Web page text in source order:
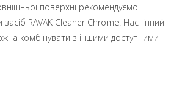
поверхні рекомендуємо
RAVAK Cleaner Chrome. Настінний
комбінувати з іншими доступними